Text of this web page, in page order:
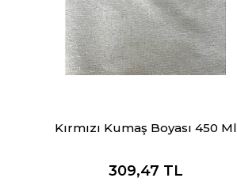
Kırmızı Kumaş Boyası 450 Ml
309,47 TL